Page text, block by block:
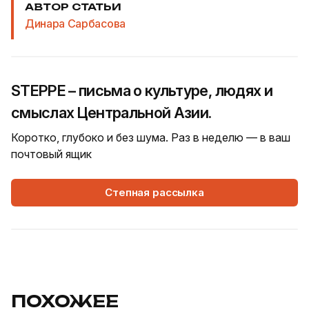
АВТОР СТАТЬИ
Динара Сарбасова
STEPPE – письма о культуре, людях и
смыслах Центральной Азии.
Коротко, глубоко и без шума. Раз в неделю — в ваш
почтовый ящик
Степная рассылка
ПОХОЖЕЕ